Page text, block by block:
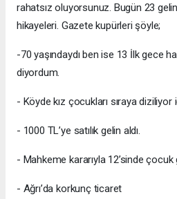
rahatsız oluyorsunuz. Bugün 23
hikayeleri. Gazete kupürleri şöyle;
-70 yaşındaydı ben ise 13 İlk gece
diyordum.
- Köyde kız çocukları sıraya
- 1000 TL’ye satılık gelin aldı.
- Mahkeme kararıyla 12’sinde çocuk
- Ağrı’da korkunç ticaret